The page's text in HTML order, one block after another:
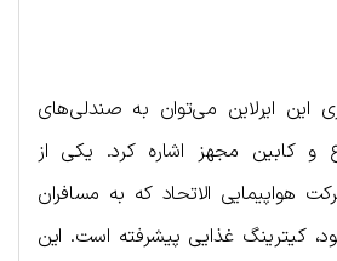
این ایرلاین می‌توان به صندلی‌های
و کابین مجهز اشاره کرد. یکی از
هواپیمایی الاتحاد که به مسافران
کیترینگ غذایی پیشرفته است. این